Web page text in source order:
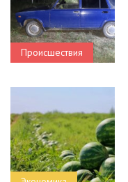
Происшествия